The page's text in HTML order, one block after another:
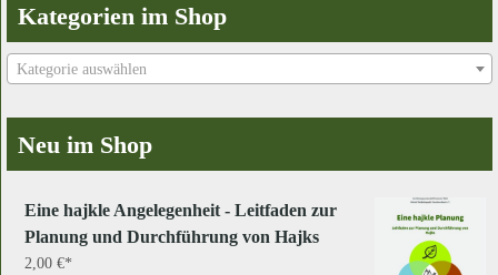
Kategorien im Shop
Kategorie auswählen
Neu im Shop
Eine hajkle Angelegenheit - Leitfaden zur
Planung und Durchführung von Hajks
2,00 €